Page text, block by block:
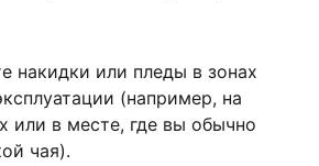
накидки или пледы в зонах
(например, на
или в месте, где вы обычно
чая).